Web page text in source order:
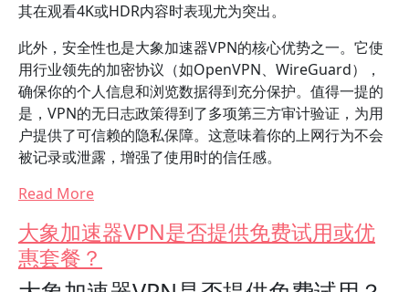
其在观看4K或HDR内容时表现尤为突出。
此外，安全性也是大象加速器VPN的核心优势之一。它使
用行业领先的加密协议（如OpenVPN、WireGuard），
确保你的个人信息和浏览数据得到充分保护。值得一提的
是，VPN的无日志政策得到了多项第三方审计验证，为用
户提供了可信赖的隐私保障。这意味着你的上网行为不会
被记录或泄露，增强了使用时的信任感。
Read More
大象加速器VPN是否提供免费试用或优
惠套餐？